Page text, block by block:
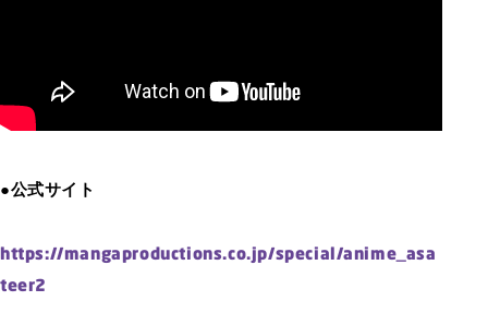
●公式サイト
https://mangaproductions.co.jp/special/anime_asa
teer2